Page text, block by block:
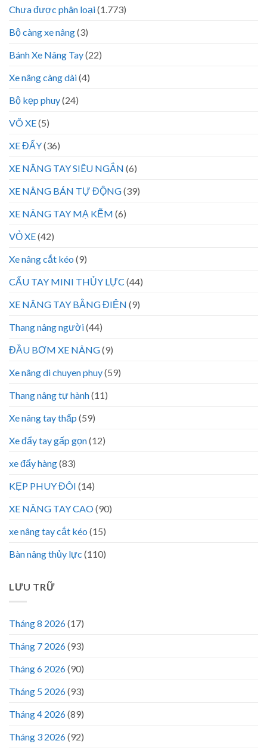
Chưa được phân loại(1.773)
Bộ càng xe nâng(3)
Bánh Xe Nâng Tay(22)
Xe nâng càng dài(4)
Bộ kẹp phuy(24)
VÕ XE(5)
XE ĐẨY(36)
XE NÂNG TAY SIÊU NGẮN (6)
XE NÂNG BÁN TỰ ĐỘNG(39)
XE NÂNG TAY MẠ KẼM (6)
VỎ XE(42)
Xe nâng cắt kéo (9)
CẨU TAY MINI THỦY LỰC (44)
XE NÂNG TAY BẰNG ĐIỆN (9)
Thang nâng người(44)
ĐẦU BƠM XE NÂNG(9)
Xe nâng di chuyen phuy(59)
Thang nâng tự hành(11)
Xe nâng tay thấp (59)
Xe đẩy tay gấp gọn(12)
xe đẩy hàng(83)
KẸP PHUY ĐÔI (14)
XE NÂNG TAY CAO(90)
xe nâng tay cắt kéo (15)
Bàn nâng thủy lực (110)
LƯU TRỮ
Tháng 8 2026(17)
Tháng 7 2026(93)
Tháng 6 2026(90)
Tháng 5 2026(93)
Tháng 4 2026(89)
Tháng 3 2026(92)